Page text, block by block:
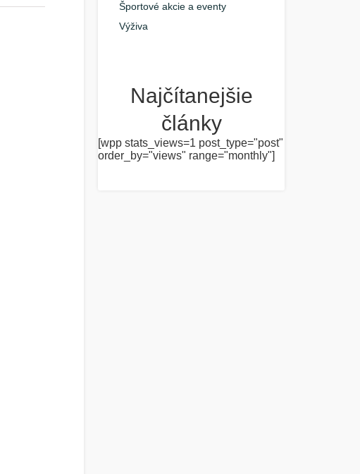
Športové akcie a eventy
Výživa
Najčítanejšie
články
[wpp stats_views=1 post_type="post"
order_by="views" range="monthly"]